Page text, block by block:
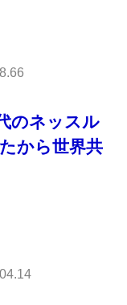
のネッスル
から世界共